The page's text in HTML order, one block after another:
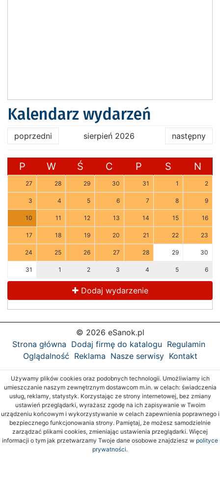
Kalendarz wydarzeń
poprzedni sierpień 2026 następny
P W Ś C P S N
27 28 29 30 31 1 2
3 4 5 6 7 8 9
10 11 12 13 14 15 16
17 18 19 20 21 22 23
24 25 26 27 28 29 30
31 1 2 3 4 5 6
Dodaj wydarzenie
© 2026 eSanok.pl
Strona główna Dodaj firmę do katalogu Regulamin
Oglądalność Reklama Nasze serwisy Kontakt
Używamy plików cookies oraz podobnych technologii. Umożliwiamy ich
umieszczanie naszym zewnętrznym dostawcom m.in. w celach: świadczenia
usług, reklamy, statystyk. Korzystając ze strony internetowej, bez zmiany
ustawień przeglądarki, wyrażasz zgodę na ich zapisywanie w Twoim
urządzeniu końcowym i wykorzystywanie w celach zapewnienia poprawnego i
bezpiecznego funkcjonowania strony. Pamiętaj, że możesz samodzielnie
zarządzać plikami cookies, zmieniając ustawienia przeglądarki. Więcej
informacji o tym jak przetwarzamy Twoje dane osobowe znajdziesz w polityce
prywatności.